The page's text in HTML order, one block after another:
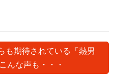
も期待されている「熱男
んな声も・・・